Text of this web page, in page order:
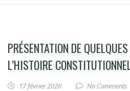
PRÉSENTATION DE
L’HISTOIRE
17 février 2020 No Comments